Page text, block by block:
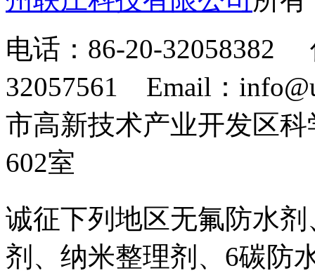
电话：86-20-32058382
32057561 Email：
市高新技术产业开发区
602室
诚征下列地区无氟防水
剂、纳米整理剂、6碳防